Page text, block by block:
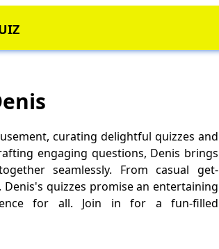
curating delightful quizzes and
engaging questions, Denis brings
seamlessly. From casual get-
quizzes promise an entertaining
for all. Join in for a fun-filled